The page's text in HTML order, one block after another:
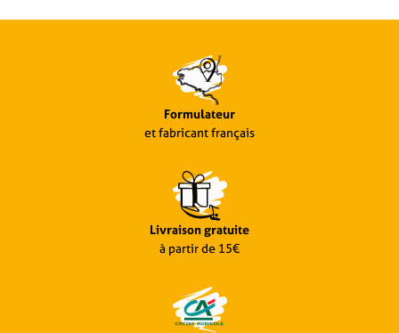
Formulateur
et fabricant français
Livraison gratuite
à partir de 15€